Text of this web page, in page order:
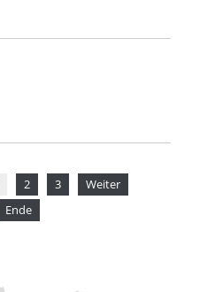
2 3
Weiter
Ende